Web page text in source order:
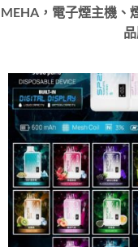
MEHA，電子煙主機、